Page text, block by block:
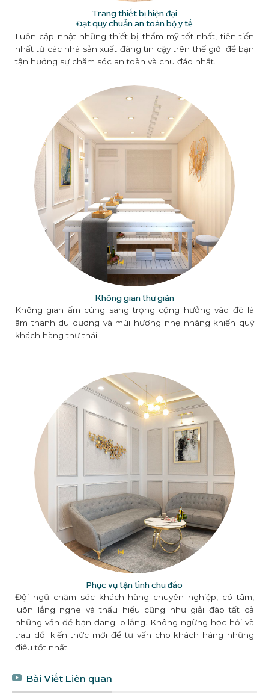
Trang thiết bị hiện đại
Đạt quy chuẩn an toàn bộ y tế
Luôn cập nhật những thiết bị thẩm mỹ tốt nhất, tiên tiến
nhất từ các nhà sản xuất đáng tin cậy trên thế giới để bạn
tận hưởng sự chăm sóc an toàn và chu đáo nhất.
Không gian thư giãn
Không gian ấm cúng sang trọng cộng hưởng vào đó là
âm thanh du dương và mùi hương nhẹ nhàng khiến quý
khách hàng thư thái
Phục vụ tận tình chu đáo
Đội ngũ chăm sóc khách hàng chuyên nghiệp, có tâm,
luôn lắng nghe và thấu hiểu cũng như giải đáp tất cả
những vấn đề bạn đang lo lắng. Không ngừng học hỏi và
trau dồi kiến thức mới để tư vấn cho khách hàng những
điều tốt nhất
Bài Viết Liên quan